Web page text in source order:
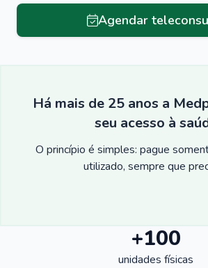
Agendar
Há mais de 25 anos a
seu acesso à
O princípio é simples: pague
utilizado, sempre que
+100
unidades físicas